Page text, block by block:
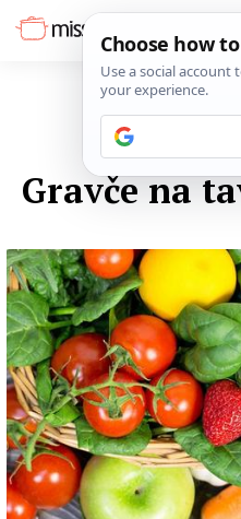
Gravče na